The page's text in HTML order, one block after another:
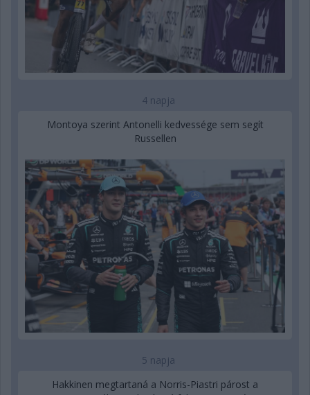
4 napja
Montoya szerint Antonelli kedvessége sem segít
Russellen
5 napja
Hakkinen megtartaná a Norris-Piastri párost a